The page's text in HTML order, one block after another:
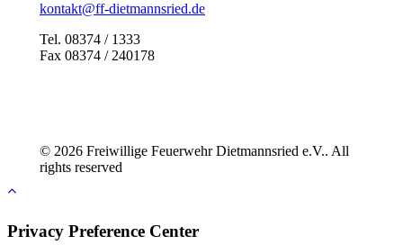
kontakt@ff-dietmannsried.de
Tel. 08374 / 1333
Fax 08374 / 240178
© 2026 Freiwillige Feuerwehr Dietmannsried e.V.. All
rights reserved
Privacy Preference Center